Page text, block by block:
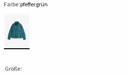
Farbe:pfeffergrün
Größe: